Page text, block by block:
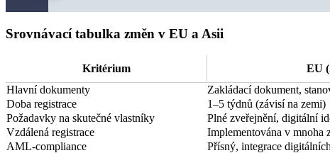
Srovnávací tabulka změn v EU a Asii
Kritérium EU
Hlavní dokumenty
Zakládací dokument,
Doba registrace
1–5 týdnů (závisí na zemi)
Požadavky na skutečné vlastníky
Plné zveřejnění, digitální
Vzdálená registrace
Implementována v mnoha
AML-compliance
Přísný, integrace